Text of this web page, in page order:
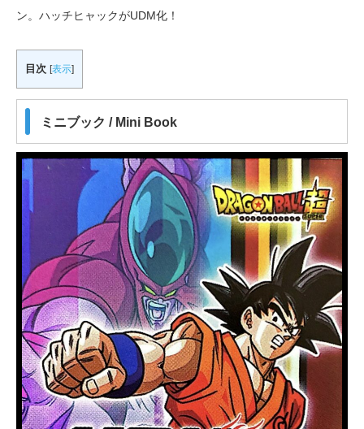
ン。ハッチヒャックがUDM化！
目次 [表示]
ミニブック / Mini Book